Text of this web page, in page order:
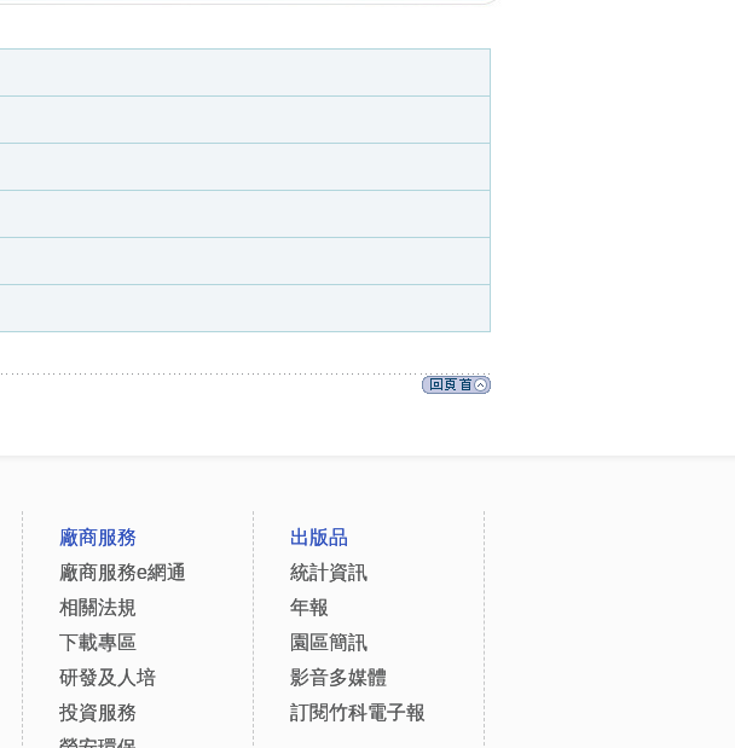
廠商服務
廠商服務e網通
相關法規
下載專區
研發及人培
投資服務
出版品
統計資訊
年報
園區簡訊
影音多媒體
訂閱竹科電子報